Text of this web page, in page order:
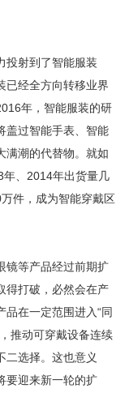
射到了智能服装
已经全方向转移业界
年，智能服装的研
盖过智能手表、智能
满潮的代替物。就如
、2014年出货量几
件，成为智能穿戴区
等产品经过前期扩
得打破，必然会在产
在一定范围进入“同
推动可穿戴设备连续
二选择。这也意义
要迎来新一轮的扩